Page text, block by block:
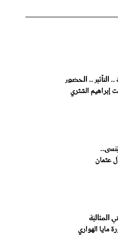
التأثير .. الحضور
إبراهيم الشثري
عثمان
المثاليّة
مايا الهواري